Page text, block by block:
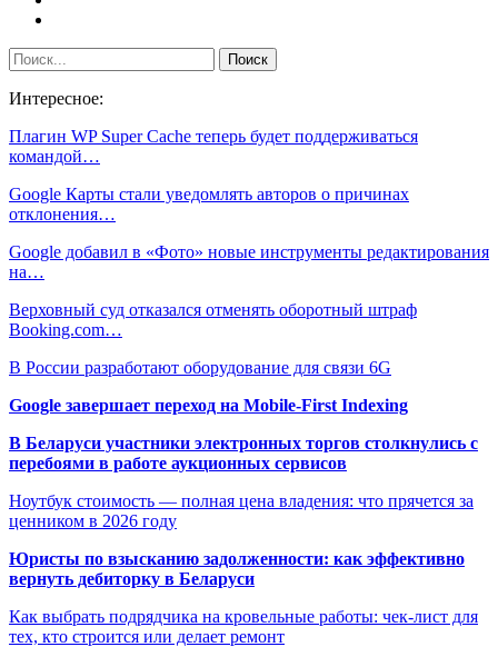
Интересное:
Плагин WP Super Cache теперь будет поддерживаться
командой…
Google Карты стали уведомлять авторов о причинах
отклонения…
Google добавил в «Фото» новые инструменты редактирования
на…
Верховный суд отказался отменять оборотный штраф
Booking.com…
В России разработают оборудование для связи 6G
Google завершает переход на Mobile-First Indexing
В Беларуси участники электронных торгов столкнулись с
перебоями в работе аукционных сервисов
Ноутбук стоимость — полная цена владения: что прячется за
ценником в 2026 году
Юристы по взысканию задолженности: как эффективно
вернуть дебиторку в Беларуси
Как выбрать подрядчика на кровельные работы: чек-лист для
тех, кто строится или делает ремонт